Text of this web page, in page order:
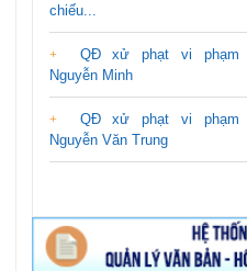
chiếu...
QĐ xử phạt vi phạm
Nguyễn Minh
QĐ xử phạt vi phạm
Nguyễn Văn Trung